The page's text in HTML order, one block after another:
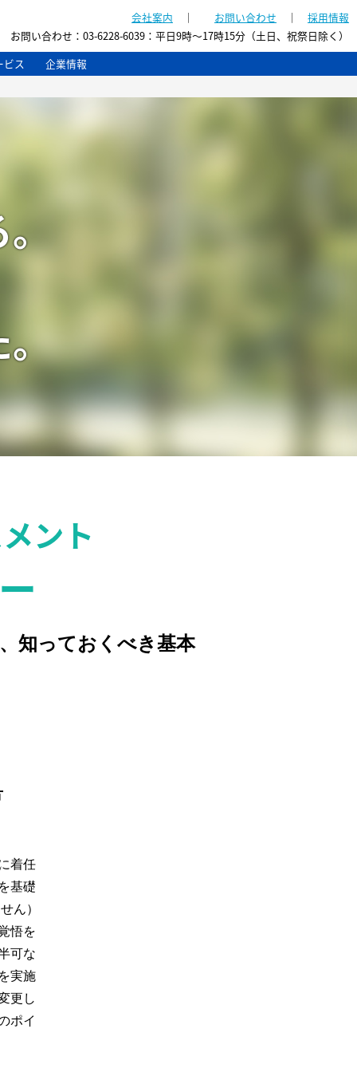
会社案内 ｜ お問い合わせ ｜ 採用情報
お問い合わせ： 03-6228-6039 ： 平日9時～17時15分（土日、祝祭日除く）
ビス
企業情報
。
ント
知っておくべき基本
着任
基礎
ん）
悟を
可な
実施
更し
ポイ